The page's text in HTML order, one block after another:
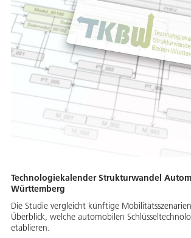
Technologiekalender Strukturwandel
Württemberg
Die Studie vergleicht künftige
Überblick, welche automobilen
etablieren.